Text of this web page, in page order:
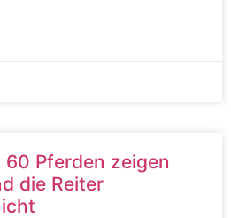
Pferden zeigen
die Reiter